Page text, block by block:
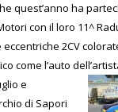
quest’anno ha
con il loro 11^
2CV
come l’auto
e
di Sapori